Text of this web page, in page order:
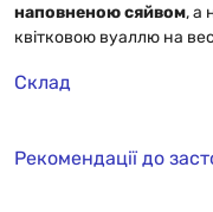
наповненою сяйвом, а
квітковою вуаллю на
Склад
Рекомендації до